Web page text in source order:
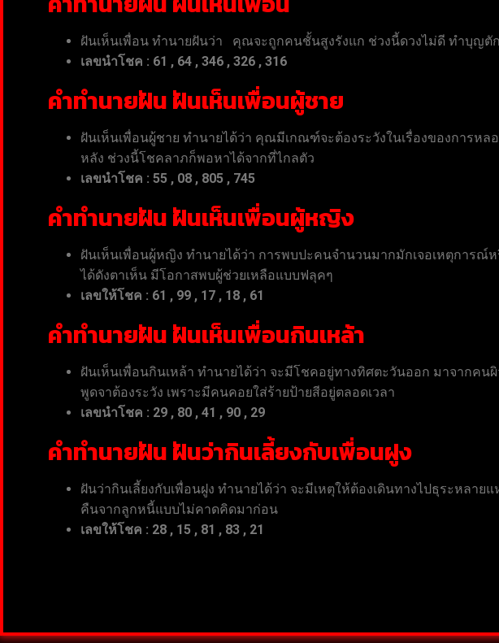
ฝันเห็นเพื่อน ทำนายฝันว่า คุณจะถูกคนชั้นสูงรังแก ช่วงนี้ดวงไม่ดี ทำบุญตั
เลขนำโชค : 61 , 64 , 346 , 326 , 316
คำทำนายฝัน ฝันเห็นเพื่อนผู้ชาย
ฝันเห็นเพื่อนผู้ชาย ทำนายได้ว่า คุณมีเกณฑ์จะต้องระวังในเรื่องของการ
หลัง ช่วงนี้โชคลาภก็พอหาได้จากที่ไกลตัว
เลขนำโชค : 55 , 08 , 805 , 745
คำทำนายฝัน ฝันเห็นเพื่อนผู้หญิง
ฝันเห็นเพื่อนผู้หญิง ทำนายได้ว่า การพบปะคนจำนวนมากมักเจอเหตุการ
ได้ดังตาเห็น มีโอกาสพบผู้ช่วยเหลือแบบฟลุคๆ
เลขให้โชค : 61 , 99 , 17 , 18 , 61
คำทำนายฝัน ฝันเห็นเพื่อนกินเหล้า
ฝันเห็นเพื่อนกินเหล้า ทำนายได้ว่า จะมีโชคอยู่ทางทิศตะวันออก มาจากค
พูดจาต้องระวัง เพราะมีคนคอยใส่ร้ายป้ายสีอยู่ตลอดเวลา
เลขนำโชค : 29 , 80 , 41 , 90 , 29
คำทำนายฝัน ฝันว่ากินเลี้ยงกับเพื่อนฝูง
ฝันว่ากินเลี้ยงกับเพื่อนฝูง ทำนายได้ว่า จะมีเหตุให้ต้องเดินทางไปธุระหล
คืนจากลูกหนี้แบบไม่คาดคิดมาก่อน
เลขให้โชค : 28 , 15 , 81 , 83 , 21